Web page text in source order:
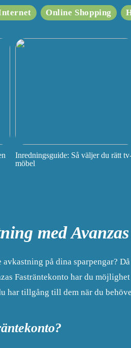
Online Shopping
Inredningsguide: Så väljer du rätt
möbel
med
på dina sparpengar?
Fasträntekonto har du
har tillgång till dem när du